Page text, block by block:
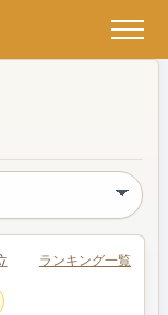
ランキング一覧